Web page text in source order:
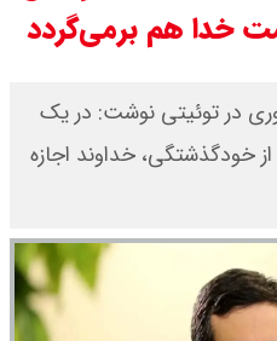
مرداد ۱۴۰۵ / قیمت سکه امامی چند؟
سایپا امروز دوشنبه
ایران خودرو امروز
خدا هم برمی‌گردد
در توئیتی نوشت: در یک
خودگذشتگی، خداوند اجازه